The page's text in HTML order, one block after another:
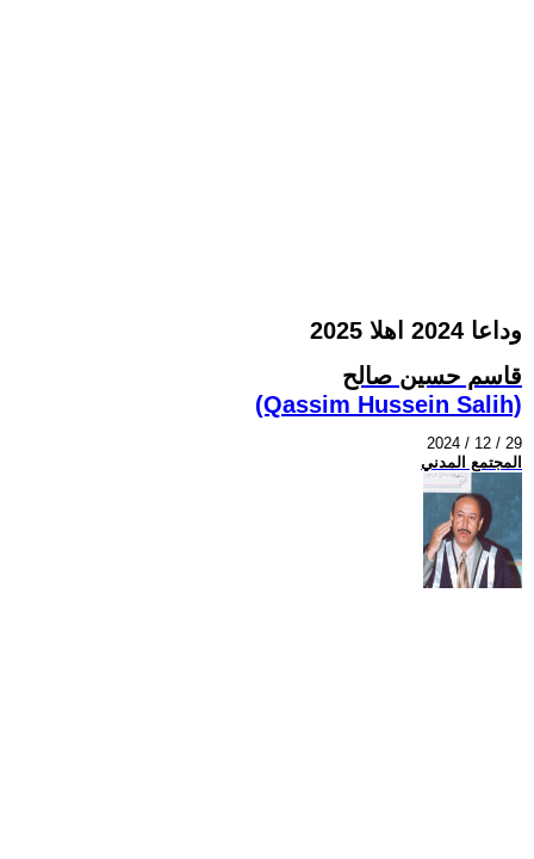
وداعا 2024 اهلا 2025
قاسم حسين صالح
(Qassim Hussein Salih)
2024 / 12 / 29
المجتمع المدني